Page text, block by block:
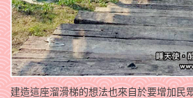
建造這座溜滑梯的想法也來自於要增加民